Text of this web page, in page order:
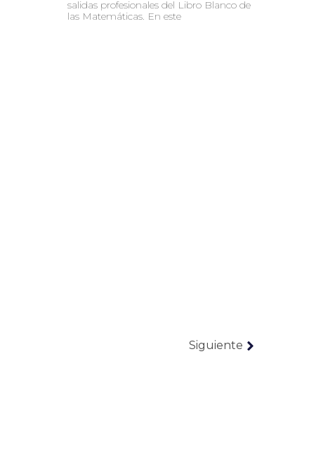
salidas profesionales del Libro Blanco de
las Matemáticas. En este
Siguiente